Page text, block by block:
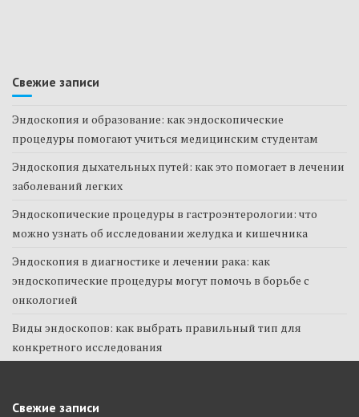
Свежие записи
Эндоскопия и образование: как эндоскопические
процедуры помогают учиться медицинским студентам
Эндоскопия дыхательных путей: как это помогает в лечении
заболеваний легких
Эндоскопические процедуры в гастроэнтерологии: что
можно узнать об исследовании желудка и кишечника
Эндоскопия в диагностике и лечении рака: как
эндоскопические процедуры могут помочь в борьбе с
онкологией
Виды эндоскопов: как выбрать правильный тип для
конкретного исследования
Свежие записи